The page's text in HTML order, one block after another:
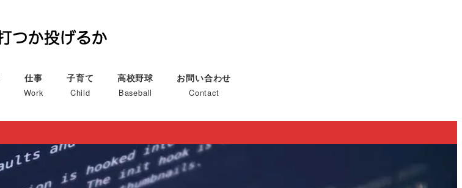
仕事
Work
子育て
Child
高校野球
Baseball
お問い合わせ
Contact